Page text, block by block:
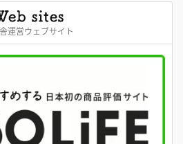
運営ウェブサイト